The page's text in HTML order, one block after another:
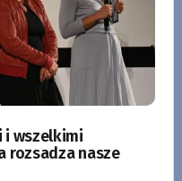
i wszelkimi
rozsadza nasze